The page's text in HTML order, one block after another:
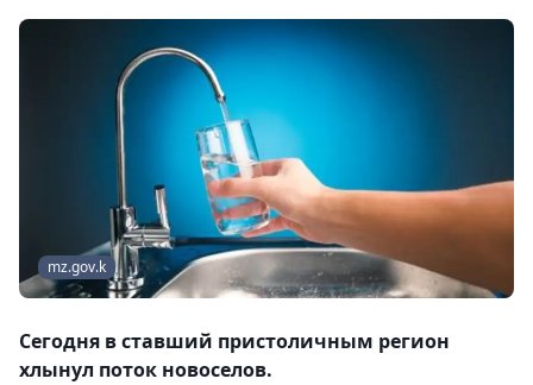
mz.gov.k
Сегодня в ставший пристоличным регион
хлынул поток новоселов.